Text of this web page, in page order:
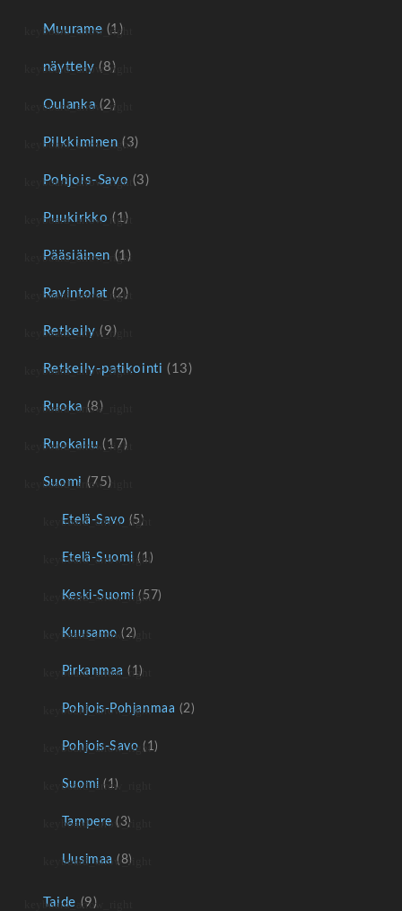
Muurame (1)
näyttely (8)
Oulanka (2)
Pilkkiminen (3)
Pohjois-Savo (3)
Puukirkko (1)
Pääsiäinen (1)
Ravintolat (2)
Retkeily (9)
Retkeily-patikointi (13)
Ruoka (8)
Ruokailu (17)
Suomi (75)
Etelä-Savo (5)
Etelä-Suomi (1)
Keski-Suomi (57)
Kuusamo (2)
Pirkanmaa (1)
Pohjois-Pohjanmaa (2)
Pohjois-Savo (1)
Suomi (1)
Tampere (3)
Uusimaa (8)
Taide (9)